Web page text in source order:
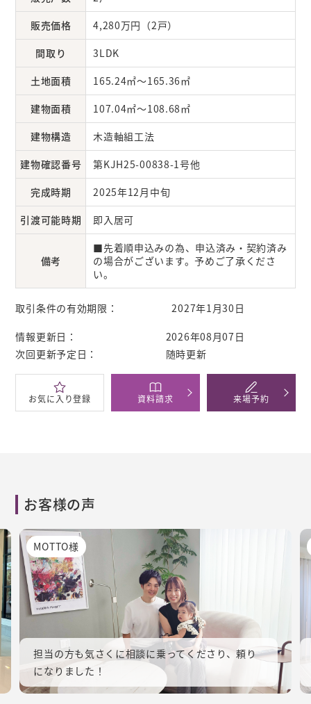
販売価格
4,280万円（2戸）
間取り
3LDK
土地面積
165.24㎡～165.36㎡
建物面積
107.04㎡～108.68㎡
建物構造
木造軸組工法
建物確認番号
第KJH25-00838-1号他
完成時期
2025年12月中旬
引渡可能時期
即入居可
備考
■先着順申込みの為、申込済み・契約済み
の場合がございます。予めご了承くださ
い。
取引条件の有効期限： 2027年1月30日
情報更新日：
2026年08月07日
次回更新予定日：
随時更新
お気に 入り登録 資料請求 来場予約
お客様の声
MOTTO様
担当の方も気さくに相談に乗ってくださり、頼り
になりました！